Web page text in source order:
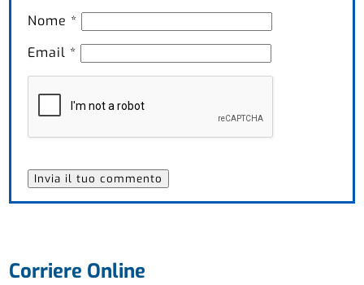
Nome *
Email *
Corriere Online